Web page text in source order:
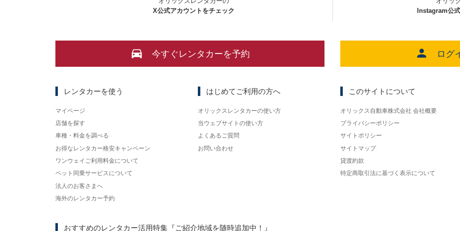
X公式アカウントをチェック
Instagram公
今すぐレンタカーを予約 ログ
レンタカーを使う
マイページ
店舗を探す
車種・料金を調べる
お得なレンタカー格安キャンペーン
ワンウェイご利用料金について
ペット同乗サービスについて
法人のお客さまへ
海外のレンタカー予約
はじめてご利用の方へ
オリックスレンタカーの使い方
当ウェブサイトの使い方
よくあるご質問
お問い合わせ
このサイトについて
オリックス自動車株式会社 会社概要
プライバシーポリシー
サイトポリシー
サイトマップ
貸渡約款
特定商取引法に基づく表示について
おすすめのレンタカー活用特集 『ご紹介地域を随時追加中！』